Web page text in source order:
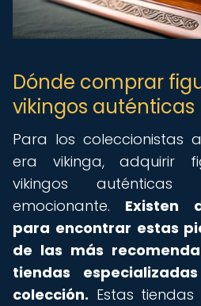
Dónde comprar
vikingos auténticas
Para los coleccionistas
era vikinga, adquirir
vikingos
emocionante. Existen
para encontrar estas
de las más
tiendas
colección. Estas